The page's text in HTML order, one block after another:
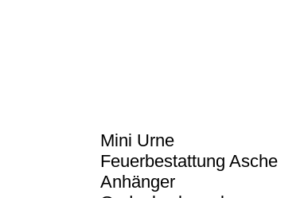
Mini Urne
Feuerbestattung Asche
Anhänger